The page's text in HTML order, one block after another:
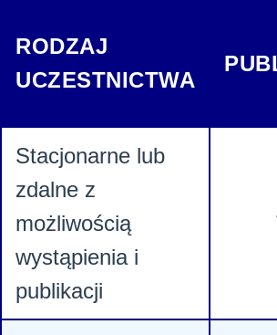
RODZAJ
UCZESTNICTWA
Stacjonarne lub
zdalne z
możliwością
wystąpienia i
publikacji